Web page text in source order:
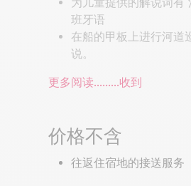
为儿童提供的解说词有
班牙语
在船的甲板上进行河道
说。
更多阅读...……收到
价格不含
往返住宿地的接送服务